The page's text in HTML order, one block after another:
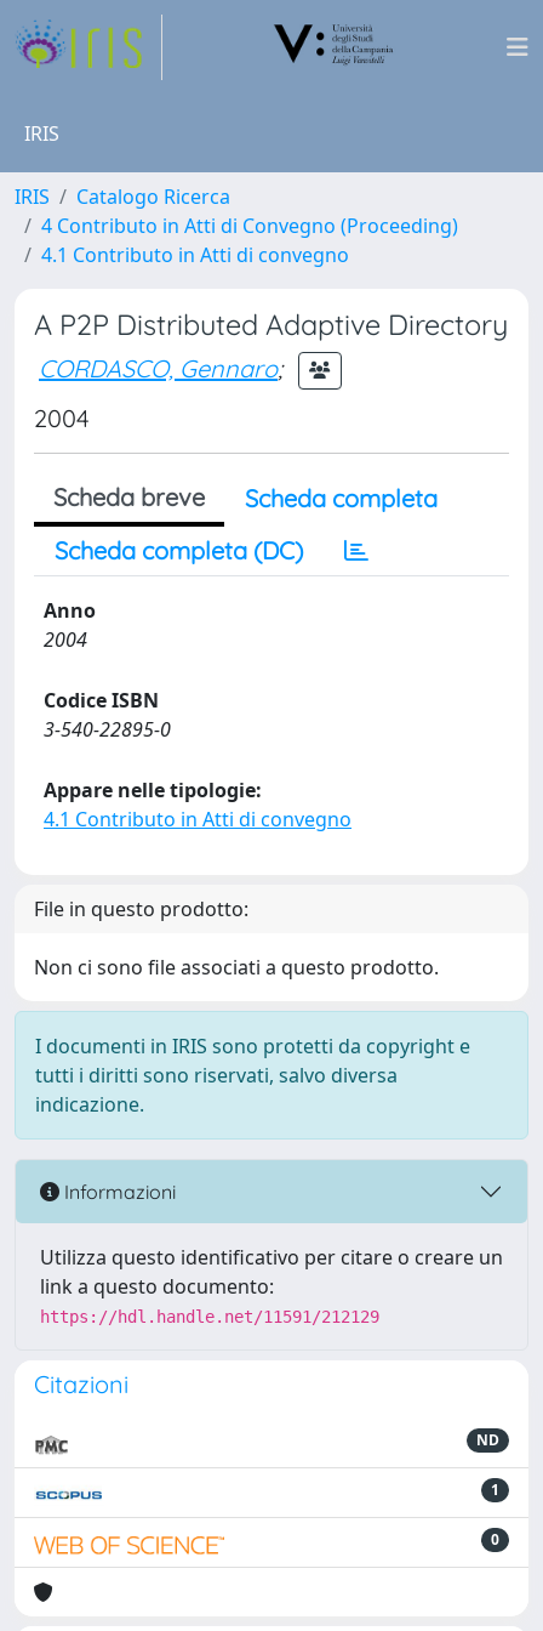
IRIS
IRIS
Catalogo Ricerca
4 Contributo in Atti di Convegno (Proceeding)
4.1 Contributo in Atti di convegno
A P2P Distributed Adaptive Directory
CORDASCO, Gennaro;
2004
Scheda breve
Scheda completa
Scheda completa (DC)
Anno
2004
Codice ISBN
3-540-22895-0
Appare nelle tipologie:
4.1 Contributo in Atti di convegno
File in questo prodotto:
Non ci sono file associati a questo prodotto.
I documenti in IRIS sono protetti da copyright e
tutti i diritti sono riservati, salvo diversa
indicazione.
Informazioni
Utilizza questo identificativo per citare o creare un
link a questo documento:
https://hdl.handle.net/11591/212129
Citazioni
ND
1
0